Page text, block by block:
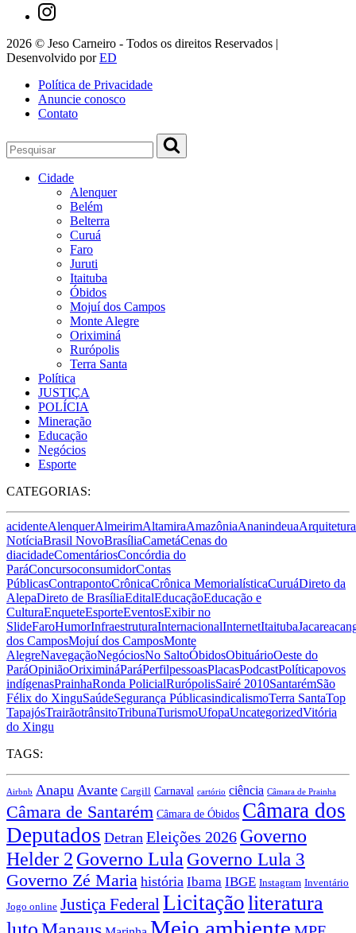
2026 © Jeso Carneiro - Todos os direitos Reservados |
Desenvolvido porED
Política de Privacidade
Anuncie conosco
Contato
Cidade
Alenquer
Belém
Belterra
Curuá
Faro
Juruti
Itaituba
Óbidos
Mojuí dos Campos
Monte Alegre
Oriximiná
Rurópolis
Terra Santa
Política
JUSTIÇA
POLÍCIA
Mineração
Educação
Negócios
Esporte
CATEGORIAS:
acidenteAlenquerAlmeirimAltamiraAmazôniaAnanindeuaArquitetura
NotíciaBrasil NovoBrasíliaCametáCenas do
diacidadeComentáriosConcórdia do
ParáConcursoconsumidorContas
PúblicasContrapontoCrônicaCrônica MemorialísticaCuruáDireto da
AlepaDireto de BrasíliaEditalEducaçãoEducação e
CulturaEnqueteEsporteEventosExibir no
SlideFaroHumorInfraestruturaInternacionalInternetItaituba
dos CamposMojuí dos CamposMonte
AlegreNavegaçãoNegóciosNo SaltoÓbidosObituárioOeste do
ParáOpiniãoOriximináParáPerfilpessoasPlacasPodcastPolíticapovos
indígenasPrainhaRonda PolicialRurópolisSairé 2010SantarémSão
Félix do XinguSaúdeSegurança PúblicasindicalismoTerra SantaTop
TapajósTrairãotrânsitoTribunaTurismoUfopaUncategorizedVitória
do Xingu
TAGS:
Airbnb Anapu Avante Cargill Carnaval cartório ciência Câmara de Prainha
Câmara de Santarém Câmara de Óbidos Câmara dos
Deputados Detran Eleições 2026 Governo
Helder 2 Governo Lula Governo Lula 3
Governo Zé Maria história Ibama IBGE Instagram Inventário
Jogo online Justiça Federal Licitaçãoliteratura